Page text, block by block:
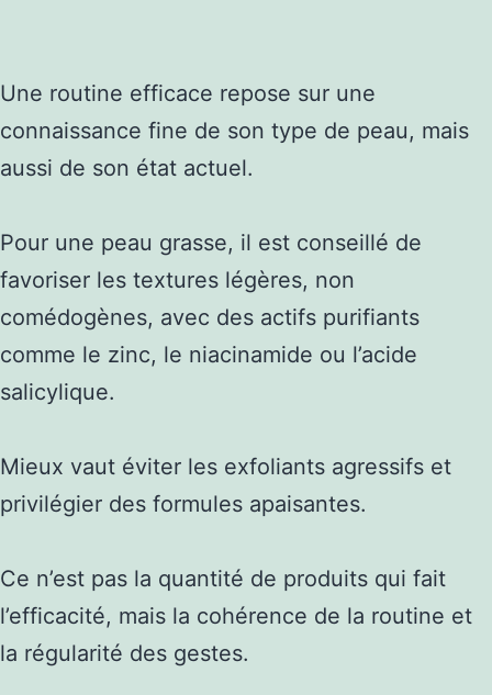
Une routine efficace repose sur une
connaissance fine de son type de peau, mais
aussi de son état actuel.
Pour une peau grasse, il est conseillé de
favoriser les textures légères, non
comédogènes, avec des actifs purifiants
comme le zinc, le niacinamide ou l’acide
salicylique.
Mieux vaut éviter les exfoliants agressifs et
privilégier des formules apaisantes.
Ce n’est pas la quantité de produits qui fait
l’efficacité, mais la cohérence de la routine et
la régularité des gestes.